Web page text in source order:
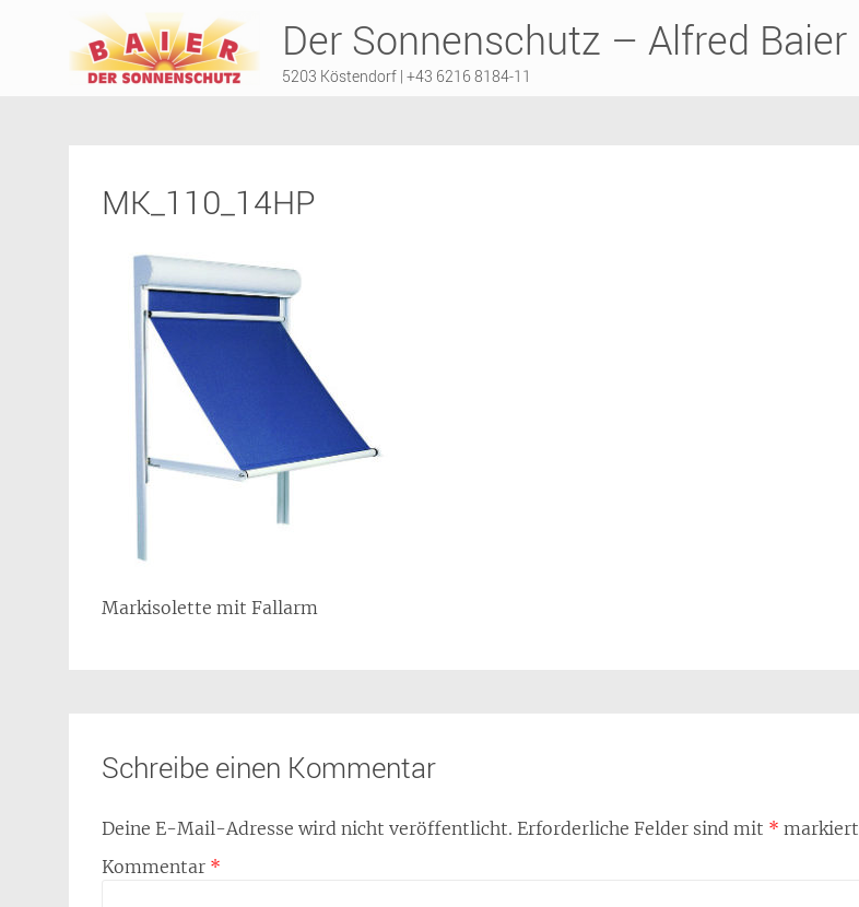
Der Sonnenschutz – Alfred Baier
5203 Köstendorf | +43 6216 8184-11
MK_110_14HP
Markisolette mit Fallarm
Schreibe einen Kommentar
Deine E-Mail-Adresse wird nicht veröffentlicht. Erforderliche Felder sind mit * markiert
Kommentar *